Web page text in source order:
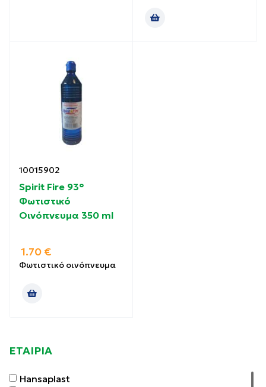
ΕΤΑΙΡΙΑ
Hansaplast
10015902
Spirit Fire 93°
Φωτιστικό
Οινόπνευμα 350 ml
1.70 €
Φωτιστικό οινόπνευμα